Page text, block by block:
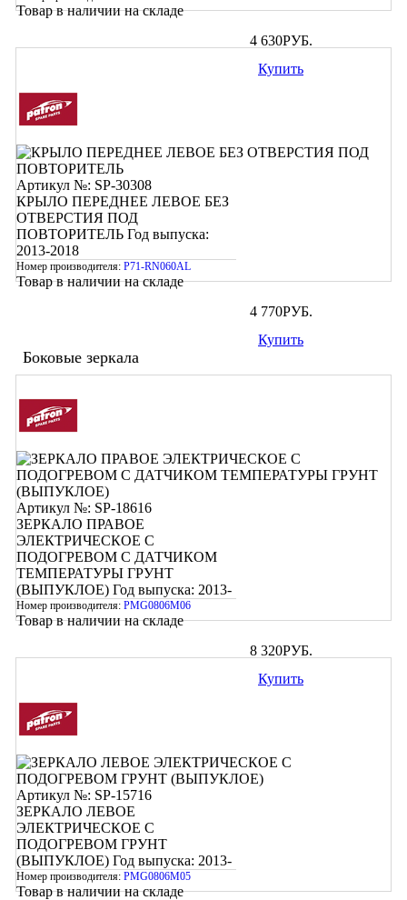
Товар в наличии на складе
4 630РУБ.
Купить
Артикул №: SP-30308
КРЫЛО ПЕРЕДНЕЕ ЛЕВОЕ БЕЗ
ОТВЕРСТИЯ ПОД
ПОВТОРИТЕЛЬ Год выпуска:
2013-2018
Номер производителя: P71-RN060AL
Товар в наличии на складе
4 770РУБ.
Купить
Боковые зеркала
Артикул №: SP-18616
ЗЕРКАЛО ПРАВОЕ
ЭЛЕКТРИЧЕСКОЕ С
ПОДОГРЕВОМ С ДАТЧИКОМ
ТЕМПЕРАТУРЫ ГРУНТ
(ВЫПУКЛОЕ) Год выпуска: 2013-
Номер производителя: PMG0806M06
Товар в наличии на складе
8 320РУБ.
Купить
Артикул №: SP-15716
ЗЕРКАЛО ЛЕВОЕ
ЭЛЕКТРИЧЕСКОЕ С
ПОДОГРЕВОМ ГРУНТ
(ВЫПУКЛОЕ) Год выпуска: 2013-
Номер производителя: PMG0806M05
Товар в наличии на складе